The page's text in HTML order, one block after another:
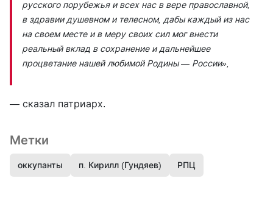
русского порубежья и всех нас в вере православной,
в здравии душевном и телесном, дабы каждый из нас
на своем месте и в меру своих сил мог внести
реальный вклад в сохранение и дальнейшее
процветание нашей любимой Родины — России»,
— сказал патриарх.
Метки
оккупанты п. Кирилл (Гундяев) РПЦ